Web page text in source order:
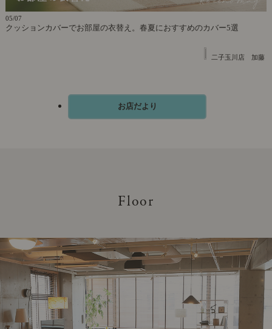
05/07
クッションカバーでお部屋の衣替え。春夏におすすめのカバー5選
二子玉川店 加藤
お店だより
Floor